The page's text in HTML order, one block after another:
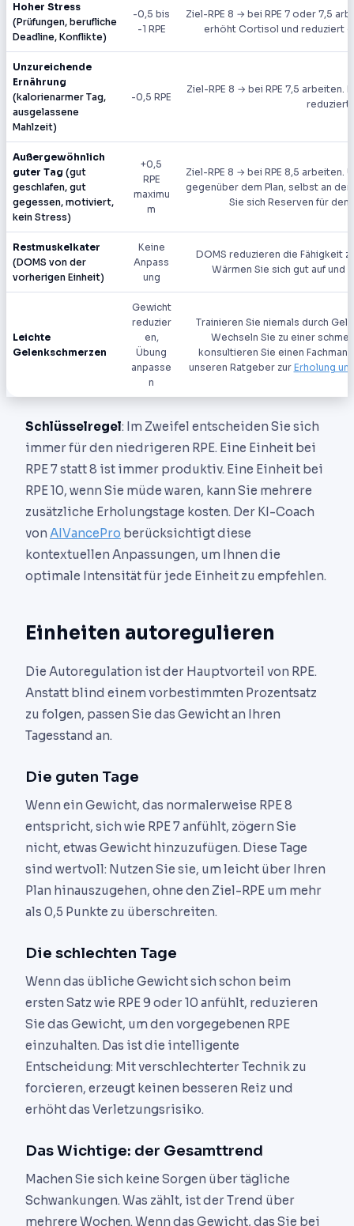
Hoher Stress
(Prüfungen, berufliche
Deadline, Konflikte)
-0,5 bis
-1 RPE
Ziel-RPE 8 → bei RPE 7 oder 7,5
erhöht Cortisol und reduziert
Unzureichende
Ernährung
(kalorienarmer Tag,
ausgelassene
Mahlzeit)
-0,5 RPE
Ziel-RPE 8 → bei RPE 7,5 arbeiten.
reduziert.
Außergewöhnlich
guter Tag (gut
geschlafen, gut
gegessen, motiviert,
kein Stress)
+0,5
RPE
maximu
m
Ziel-RPE 8 → bei RPE 8,5 arbeiten.
gegenüber dem Plan, selbst an
Sie sich Reserven für den
Restmuskelkater
(DOMS von der
vorherigen Einheit)
Keine
Anpass
ung
DOMS reduzieren die Fähigkeit
Wärmen Sie sich gut auf und
Leichte
Gelenkschmerzen
Gewicht
reduzier
en,
Übung
anpasse
n
Trainieren Sie niemals durch
Wechseln Sie zu einer
konsultieren Sie einen
unseren Ratgeber zur Erholung
Schlüsselregel: Im Zweifel entscheiden Sie sich
immer für den niedrigeren RPE. Eine Einheit bei
RPE 7 statt 8 ist immer produktiv. Eine Einheit bei
RPE 10, wenn Sie müde waren, kann Sie mehrere
zusätzliche Erholungstage kosten. Der KI-Coach
von AIVancePro berücksichtigt diese
kontextuellen Anpassungen, um Ihnen die
optimale Intensität für jede Einheit zu empfehlen.
Einheiten autoregulieren
Die Autoregulation ist der Hauptvorteil von RPE.
Anstatt blind einem vorbestimmten Prozentsatz
zu folgen, passen Sie das Gewicht an Ihren
Tagesstand an.
Die guten Tage
Wenn ein Gewicht, das normalerweise RPE 8
entspricht, sich wie RPE 7 anfühlt, zögern Sie
nicht, etwas Gewicht hinzuzufügen. Diese Tage
sind wertvoll: Nutzen Sie sie, um leicht über Ihren
Plan hinauszugehen, ohne den Ziel-RPE um mehr
als 0,5 Punkte zu überschreiten.
Die schlechten Tage
Wenn das übliche Gewicht sich schon beim
ersten Satz wie RPE 9 oder 10 anfühlt, reduzieren
Sie das Gewicht, um den vorgegebenen RPE
einzuhalten. Das ist die intelligente
Entscheidung: Mit verschlechterter Technik zu
forcieren, erzeugt keinen besseren Reiz und
erhöht das Verletzungsrisiko.
Das Wichtige: der Gesamttrend
Machen Sie sich keine Sorgen über tägliche
Schwankungen. Was zählt, ist der Trend über
mehrere Wochen. Wenn das Gewicht, das Sie bei